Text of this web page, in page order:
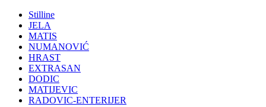
Stilline
JELA
MATIS
NUMANOVIĆ
HRAST
EXTRASAN
DODIC
MATIJEVIC
RADOVIC-ENTERIJER